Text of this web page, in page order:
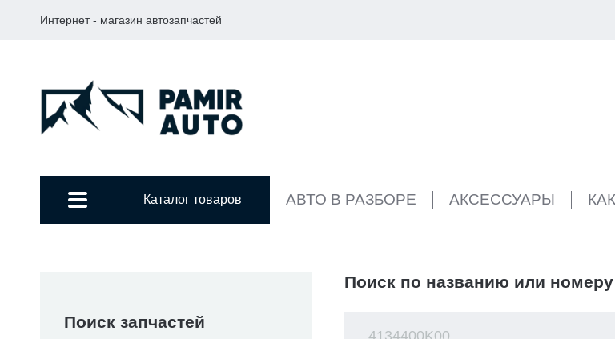
Интернет - магазин автозапчастей
Каталог товаров АВТО В РАЗБОРЕ АКСЕССУАРЫ
Поиск запчастей
Поиск по названию или номеру